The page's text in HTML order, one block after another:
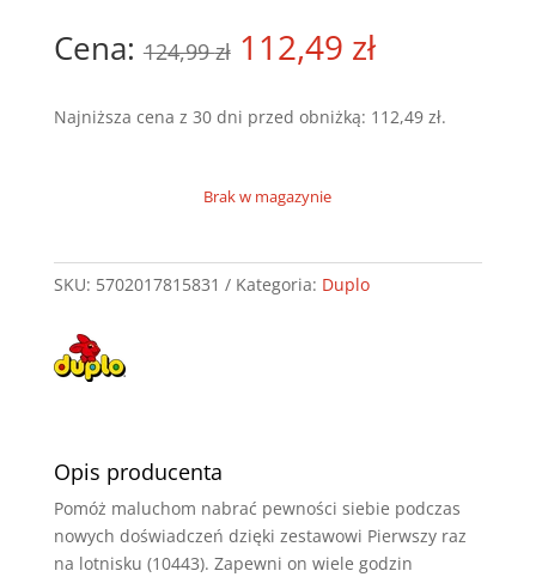
124,99zł Pierwotna
wynosiła:
124,99 zł.
112,49 złAktualna
wynosi:
Najniższa cena z 30 dni przed obniżką: 112,49 zł.
Brak w magazynie
SKU: 5702017815831 Kategoria: Duplo
Opis producenta
Pomóż maluchom nabrać pewności siebie podczas
nowych doświadczeń dzięki zestawowi Pierwszy raz
na lotnisku (10443). Zapewni on wiele godzin